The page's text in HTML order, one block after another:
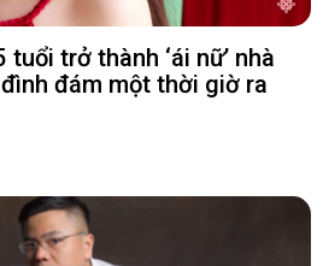
tuổi trở thành ‘ái nữ’ nhà
đình đám một thời giờ ra